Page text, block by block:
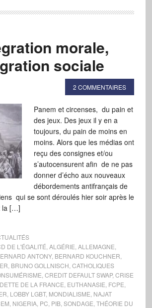
morale,
sociale
2 COMMENTAIRES
Panem et circenses, du pain et
des jeux. Des jeux il y en a
toujours, du pain de moins en
moins. Alors que les médias ont
reçu des consignes et/ou
s’autocensurent afin de ne pas
donner d’écho aux nouveaux
débordements antifrançais de
qui se sont déroulés hier soir après le
la […]
DE L'ÉGALITÉ ALGÉRIE ALLEMAGNE
ANTONY, BERNARD KOUCHNER
BRUNO GOLLNISCH CATHOLIQUES
CREDIT DEFAULT SWAP, CRISE
DETTE DE LA FRANCE EUTHANASIE FCPE
LOBBY LGBT, MONDIALISME NAJAT
NIGERIA, PC PIB, SONDAGE THÉORIE DU